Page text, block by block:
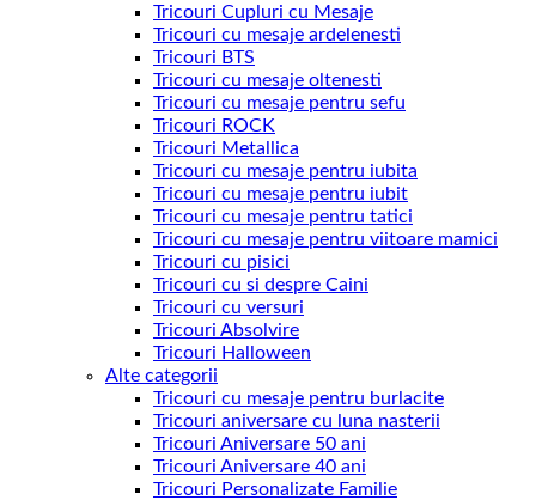
Tricouri Cupluri cu Mesaje
Tricouri cu mesaje ardelenesti
Tricouri BTS
Tricouri cu mesaje oltenesti
Tricouri cu mesaje pentru sefu
Tricouri ROCK
Tricouri Metallica
Tricouri cu mesaje pentru iubita
Tricouri cu mesaje pentru iubit
Tricouri cu mesaje pentru tatici
Tricouri cu mesaje pentru viitoare mamici
Tricouri cu pisici
Tricouri cu si despre Caini
Tricouri cu versuri
Tricouri Absolvire
Tricouri Halloween
Alte categorii
Tricouri cu mesaje pentru burlacite
Tricouri aniversare cu luna nasterii
Tricouri Aniversare 50 ani
Tricouri Aniversare 40 ani
Tricouri Personalizate Familie